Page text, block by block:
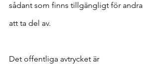
sådant som finns tillgängligt för andra
att ta del av.
Det offentliga avtrycket är